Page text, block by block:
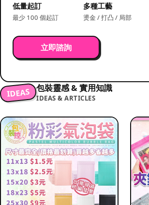
低量起訂
最少 100 個起訂
多種工藝
燙金 / 打凸 / 局部
立即諮詢
IDEAS 包裝靈感 & 實用知識
IDEAS & ARTICLES